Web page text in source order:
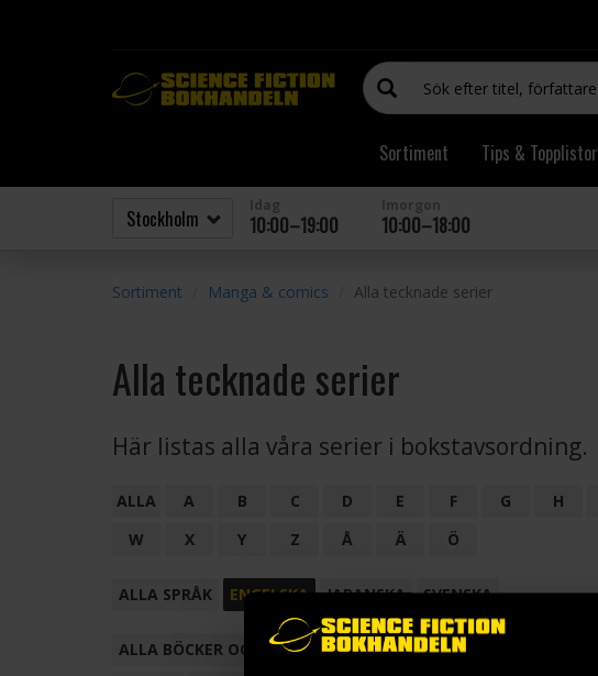
Sortiment Tips & Topplistor
10:00–19:00 10:00–18:00
Sortiment Manga & comics Alla tecknade serier
Alla tecknade serier
Här listas alla våra serier i bokstavsordning.
ALLA A B C D E F G H
W
X Y Z Å Ä Ö
ALLA SPRÅK ENGELSKA JAPANSKA SVENSKA
ALLA BÖCKER OCH TECKNADE SERIER ANTOLOGI